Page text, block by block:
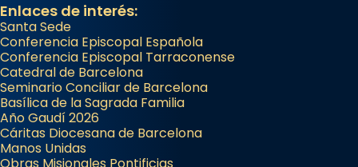
Enlaces de interés:
Santa Sede
Conferencia Episcopal Española
Conferencia Episcopal Tarraconense
Catedral de Barcelona
Seminario Conciliar de Barcelona
Basílica de la Sagrada Familia
Año Gaudí 2026
Cáritas Diocesana de Barcelona
Manos Unidas